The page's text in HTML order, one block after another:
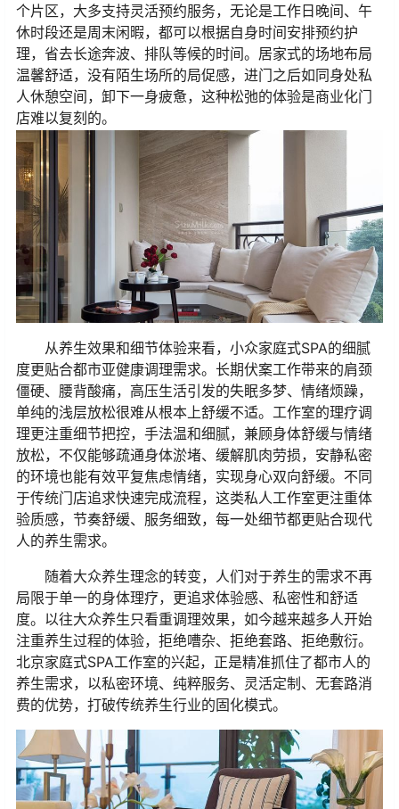
个片区，大多支持灵活预约服务，无论是工作日晚间、午
休时段还是周末闲暇，都可以根据自身时间安排预约护
理，省去长途奔波、排队等候的时间。居家式的场地布局
温馨舒适，没有陌生场所的局促感，进门之后如同身处私
人休憩空间，卸下一身疲惫，这种松弛的体验是商业化门
店难以复刻的。
从养生效果和细节体验来看，小众家庭式SPA的细腻
度更贴合都市亚健康调理需求。长期伏案工作带来的肩颈
僵硬、腰背酸痛，高压生活引发的失眠多梦、情绪烦躁，
单纯的浅层放松很难从根本上舒缓不适。工作室的理疗调
理更注重细节把控，手法温和细腻，兼顾身体舒缓与情绪
放松，不仅能够疏通身体淤堵、缓解肌肉劳损，安静私密
的环境也能有效平复焦虑情绪，实现身心双向舒缓。不同
于传统门店追求快速完成流程，这类私人工作室更注重体
验质感，节奏舒缓、服务细致，每一处细节都更贴合现代
人的养生需求。
随着大众养生理念的转变，人们对于养生的需求不再
局限于单一的身体理疗，更追求体验感、私密性和舒适
度。以往大众养生只看重调理效果，如今越来越多人开始
注重养生过程的体验，拒绝嘈杂、拒绝套路、拒绝敷衍。
北京家庭式SPA工作室的兴起，正是精准抓住了都市人的
养生需求，以私密环境、纯粹服务、灵活定制、无套路消
费的优势，打破传统养生行业的固化模式。